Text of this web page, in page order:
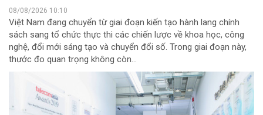
08/08/2026 10:10
Việt Nam đang chuyển từ giai đoạn kiến tạo hành lang chính
sách sang tổ chức thực thi các chiến lược về khoa học, công
nghệ, đổi mới sáng tạo và chuyển đổi số. Trong giai đoạn này,
thước đo quan trọng không còn...